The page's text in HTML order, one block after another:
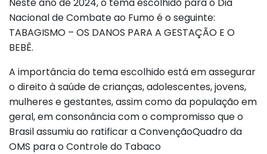
Nacional de Combate ao Fumo é o seguinte:
TABAGISMO – OS DANOS PARA A GESTAÇÃO E O
BEBÊ.
A importância do tema escolhido está em assegurar
o direito à saúde de crianças, adolescentes, jovens,
mulheres e gestantes, assim como da população em
geral, em consonância com o compromisso que o
Brasil assumiu ao ratificar a ConvençãoQuadro da
OMS para o Controle do Tabaco